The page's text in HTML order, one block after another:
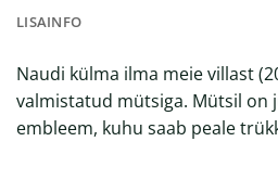
LISAINFO
Naudi külma ilma meie villast
valmistatud mütsiga. Mütsil on
embleem, kuhu saab peale